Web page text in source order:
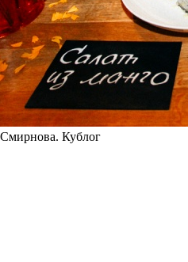
Кублог